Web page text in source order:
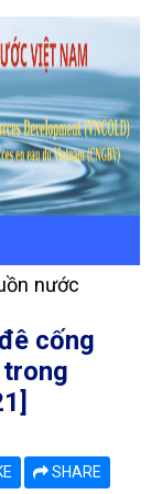
nước
cống
SHARE